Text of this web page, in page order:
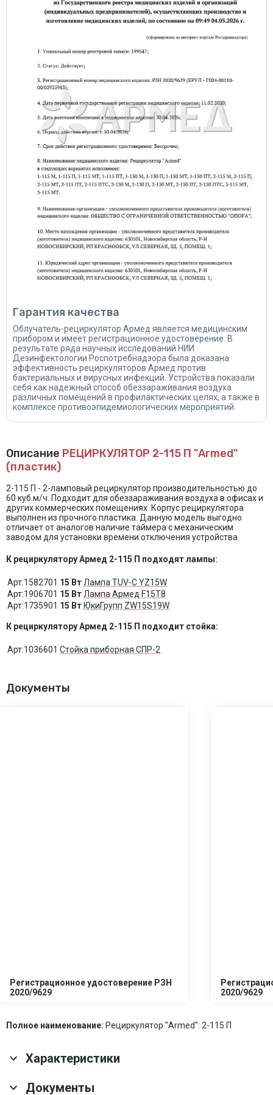
Гарантия качества
Облучатель-рециркулятор Армед является медицинским
прибором и имеет регистрационное удостоверение. В
результате ряда научных исследований НИИ
Дезинфектологии Роспотребнадзора была доказана
эффективность рециркуляторов Армед против
бактериальных и вирусных инфекций. Устройства показали
себя как надежный способ обеззараживания воздуха
различных помещений в профилактических целях, а также в
комплексе противоэпидемиологических мероприятий.
Описание РЕЦИРКУЛЯТОР 2-115 П "Armed"
(пластик)
2-115 П - 2-ламповый рециркулятор производительностью до
60 куб.м/ч. Подходит для обеззараживания воздуха в офисах и
других коммерческих помещениях. Корпус рециркулятора
выполнен из прочного пластика. Данную модель выгодно
отличает от аналогов наличие таймера с механическим
заводом для установки времени отключения устройства.
К рециркулятору Армед 2-115 П подходят лампы:
Арт:1582701 15 ВтЛампа TUV-C YZ15W
Арт:1906701 15 ВтЛампа Армед F15T8
Арт:1735901 15 Вт ЮкиГрупп ZW15S19W
К рециркулятору Армед 2-115 П подходит стойка:
Арт:1036601 Стойка приборная СПР-2
Документы
Регистрационное удостоверение РЗН
2020/9629
2020/9629
Полное наименование: Рециркулятор "Armed": 2-115 П
Характеристики
Основные характеристики
Документы